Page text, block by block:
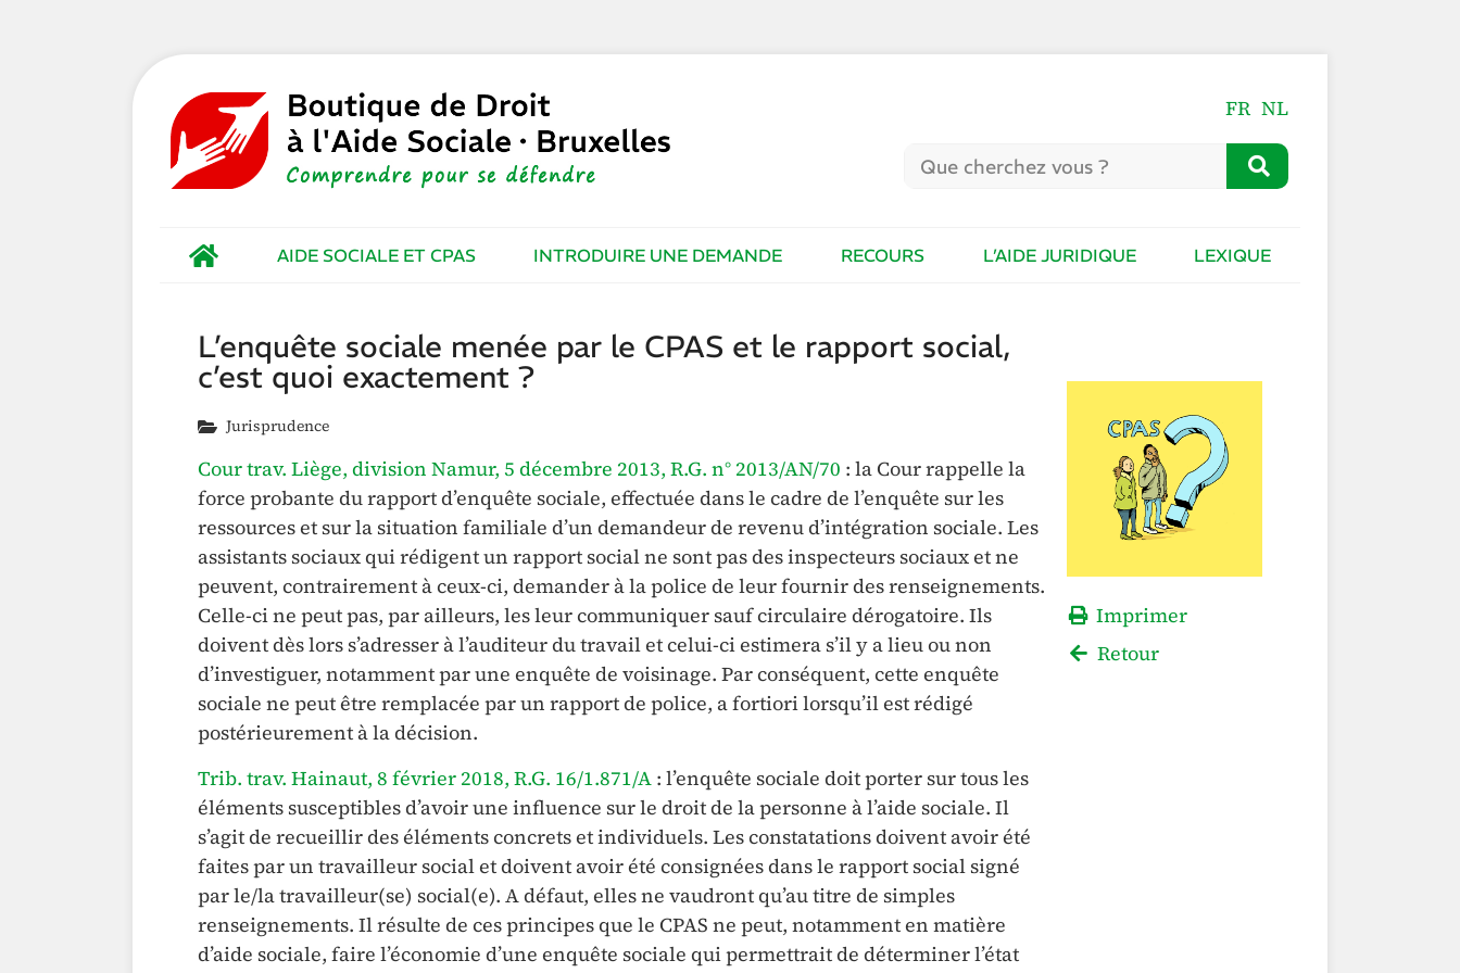
FR NL
AIDE SOCIALE ET CPAS INTRODUIRE UNE DEMANDE RECOURS L’AIDE JURIDIQUE LEXIQUE
L’enquête sociale menée par le CPAS et le rapport social,
c’est quoi exactement ?
Jurisprudence
Cour trav. Liège, division Namur, 5 décembre 2013, R.G. n° 2013/AN/70 : la Cour rappelle la
force probante du rapport d’enquête sociale, effectuée dans le cadre de l’enquête sur les
ressources et sur la situation familiale d’un demandeur de revenu d’intégration sociale. Les
assistants sociaux qui rédigent un rapport social ne sont pas des inspecteurs sociaux et ne
peuvent, contrairement à ceux-ci, demander à la police de leur fournir des renseignements.
Celle-ci ne peut pas, par ailleurs, les leur communiquer sauf circulaire dérogatoire. Ils
doivent dès lors s’adresser à l’auditeur du travail et celui-ci estimera s’il y a lieu ou non
d’investiguer, notamment par une enquête de voisinage. Par conséquent, cette enquête
sociale ne peut être remplacée par un rapport de police, a fortiori lorsqu’il est rédigé
postérieurement à la décision.
Trib. trav. Hainaut, 8 février 2018, R.G. 16/1.871/A : l’enquête sociale doit porter sur tous les
éléments susceptibles d’avoir une influence sur le droit de la personne à l’aide sociale. Il
s’agit de recueillir des éléments concrets et individuels. Les constatations doivent avoir été
faites par un travailleur social et doivent avoir été consignées dans le rapport social signé
par le/la travailleur(se) social(e). A défaut, elles ne vaudront qu’au titre de simples
renseignements. Il résulte de ces principes que le CPAS ne peut, notamment en matière
d’aide sociale, faire l’économie d’une enquête sociale qui permettrait de déterminer l’état
Imprimer
Retour